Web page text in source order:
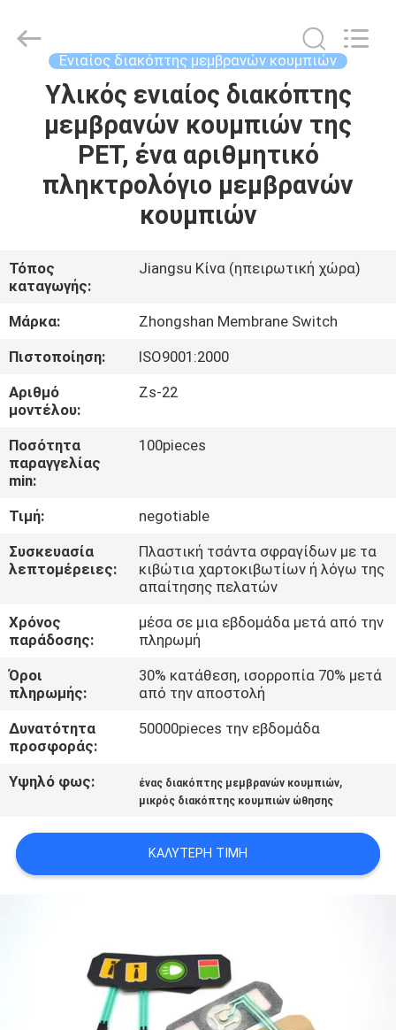
ΣΠΊΤΙ
ΠΡΟΪΌΝΤΑ
ΒΊΝΤΕΟ
ΠΕΡΊΠΟΥ
ΕΜΕΊΣ
ΓΎΡΟΣ
ΕΡΓΟΣΤΑΣΊΩΝ
ΠΟΙΟΤΙΚΌΣ
ΈΛΕΓΧΟΣ
ΜΑΣ
ΕΛΆΤΕ
ΣΕ
ΕΠΑΦΉ
ΜΕ
ΖΗΤΉΣΤΕ
ΈΝΑ
ΑΠΌΣΠΑΣΜΑ
ΠΟΛΙΤΙΚΉ
Switch
Ενιαίος διακόπτης μεμβρανών κουμπιών
Υλικός ενιαίος διακόπτης
μεμβρανών κουμπιών της
PET, ένα αριθμητικό
πληκτρολόγιο μεμβρανών
κουμπιών
Τόπος
καταγωγής:
Jiangsu Κίνα (ηπειρωτική χώρα)
Μάρκα:
Zhongshan Membrane Switch
Πιστοποίηση:
ISO9001:2000
Αριθμό
μοντέλου:
Zs-22
Ποσότητα
παραγγελίας
min:
100pieces
Τιμή:
negotiable
Συσκευασία
λεπτομέρειες:
Πλαστική τσάντα σφραγίδων με τα
κιβώτια χαρτοκιβωτίων ή λόγω της
απαίτησης πελατών
Χρόνος
παράδοσης:
μέσα σε μια εβδομάδα μετά από την
πληρωμή
Όροι
πληρωμής:
30% κατάθεση, ισορροπία 70% μετά
από την αποστολή
Δυνατότητα
προσφοράς:
50000pieces την εβδομάδα
Υψηλό φως: ένας διακόπτης μεμβρανών κουμπιών,
μικρός διακόπτης κουμπιών ώθησης
ΚΑΛΎΤΕΡΗ ΤΙΜΉ